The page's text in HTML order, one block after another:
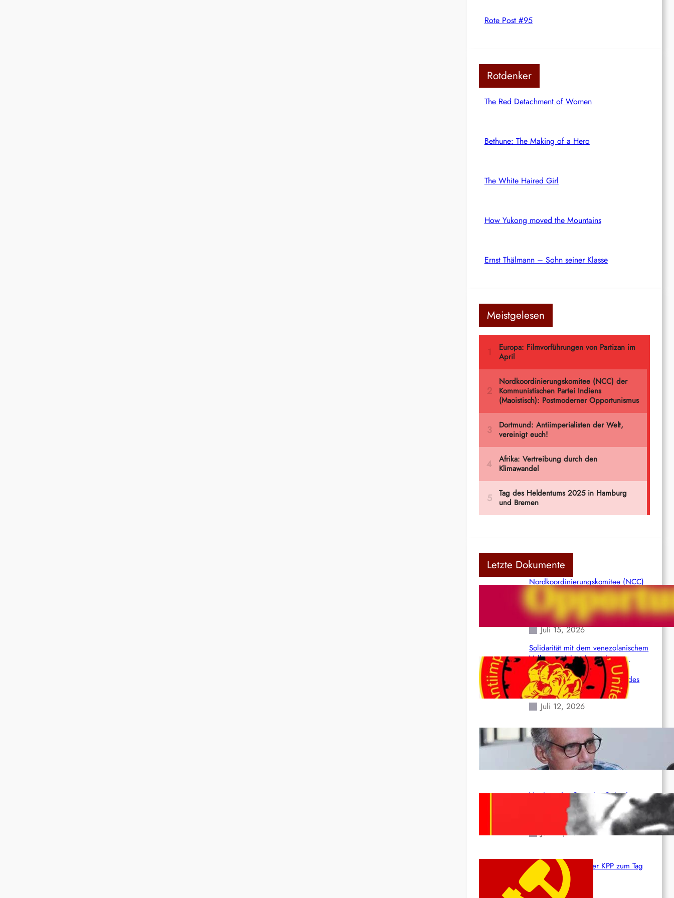
Rote Post #95
Rotdenker
The Red Detachment of Women
Bethune: The Making of a Hero
The White Haired Girl
How Yukong moved the Mountains
Ernst Thälmann – Sohn seiner Klasse
Meistgelesen
Letzte Dokumente
Nordkoordinierungskomitee (NCC)
der Kommunistischen Partei Indiens
(Maoistisch): Postmoderner
Opportunismus
Juli 15, 2026
Solidarität mit dem venezolanischem
Volk angesichts der verlorenen
Leben und der katastrophalen
Situation durch die Erdbeben des
24. Juni!
Juli 12, 2026
Indien: „Die Politik der Kapitulation“
von K. Murali (Ajith)
Juli 1, 2026
Vorsitzender Gonzalo: Gebt das
Leben für die Partei und die
Revolution!
Juni 19, 2026
Beschluss des ZK der KPP zum Tag
des Heldentums
Juni 19, 2026